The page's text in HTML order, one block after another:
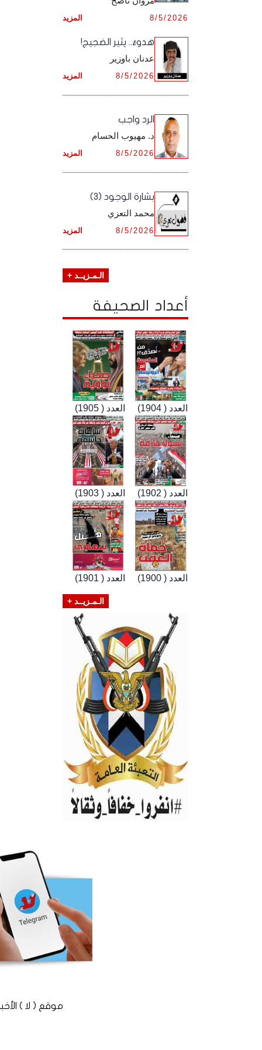
أرشيف شهر ديـسـمـبـر ,
أرشيف شهر نـوفـمـبـر ,
أرشيف شهر ديـسـمـبـر ,
المزيد 8/5/2026
هدوءٌ.. يثير الضجيج!
عدنان باوزير
المزيد 8/5/2026
الرد واجب
د. مهيوب الحسام
المزيد 8/5/2026
بشارة الوجود (3)
محمد التعزي
المزيد 8/5/2026
الـمـزيــد +
أعداد الصحيفة
العدد ( 1905) العدد ( 1904)
العدد ( 1903) العدد ( 1902)
العدد ( 1901) العدد ( 1900)
الـمـزيــد +
موقع ( لا ) الأخباري المستقل ©